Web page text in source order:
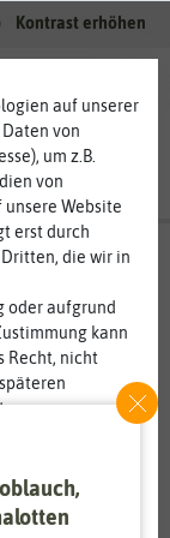
Kontrast erhöhen
auf unserer
von
um z.B.
von
Website
erst durch
die wir in
oder aufgrund
kann
Recht, nicht